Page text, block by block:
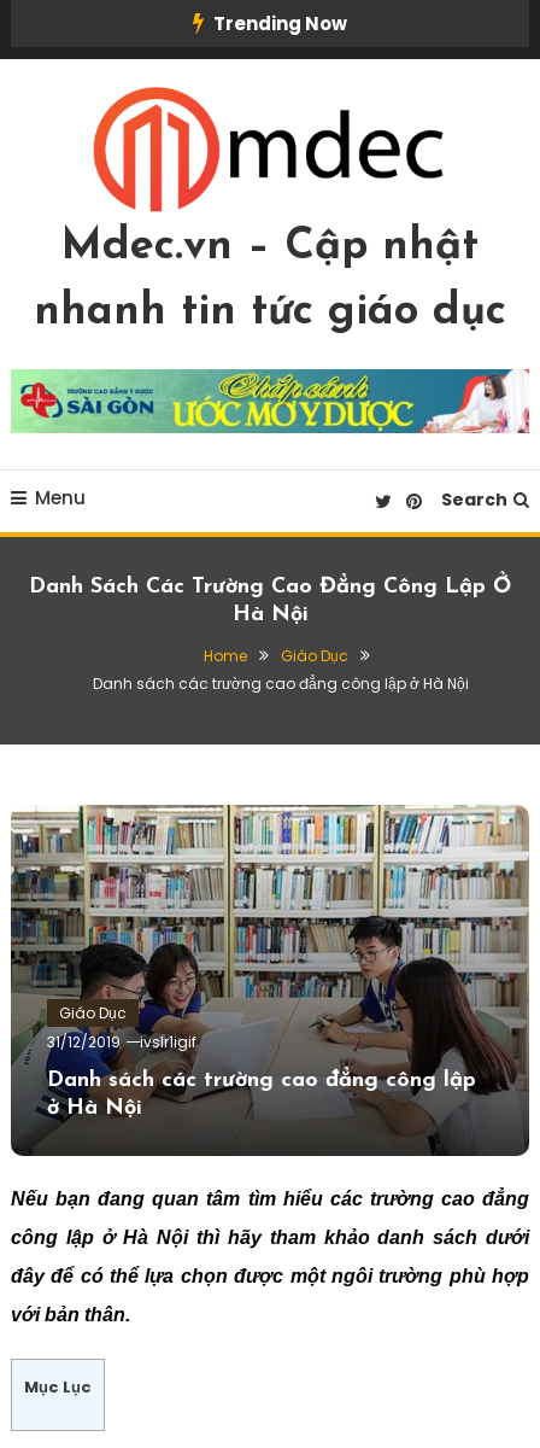
Trending Now
Mdec.vn – Cập nhật
nhanh tin tức giáo dục
Menu Search
Danh Sách Các Trường Cao Đẳng Công Lập Ở
Hà Nội
Home
Giáo Dục
Danh sách các trường cao đẳng công lập ở Hà Nội
Giáo Dục
31/12/2019
ivslr1igif
Danh sách các trường cao đẳng công lập
ở Hà Nội
Nếu bạn đang quan tâm tìm hiểu các trường cao đẳng
công lập ở Hà Nội thì hãy tham khảo danh sách dưới
đây để có thể lựa chọn được một ngôi trường phù hợp
với bản thân.
Mục Lục